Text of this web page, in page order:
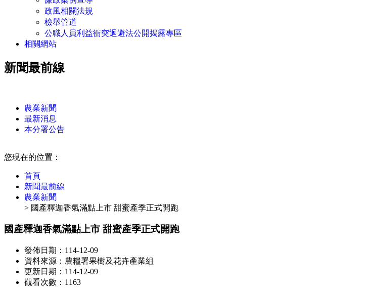
政風相關法規
檢舉管道
公職人員利益衝突迴避法公開揭露專區
相關網站
新聞最前線
農業新聞
最新消息
本分署公告
您現在的位置：
首頁
新聞最前線
農業新聞
> 國產釋迦香氣滿點上市 甜蜜產季正式開跑
國產釋迦香氣滿點上市 甜蜜產季正式開跑
發佈日期：114-12-09
資料來源：農糧署果樹及花卉產業組
更新日期：114-12-09
觀看次數：1163